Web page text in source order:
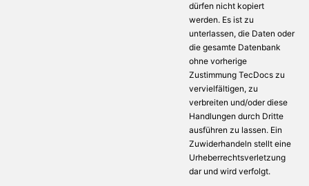
dürfen nicht kopiert
werden. Es ist zu
unterlassen, die Daten oder
die gesamte Datenbank
ohne vorherige
Zustimmung TecDocs zu
vervielfältigen, zu
verbreiten und/oder diese
Handlungen durch Dritte
ausführen zu lassen. Ein
Zuwiderhandeln stellt eine
Urheberrechtsverletzung
dar und wird verfolgt.